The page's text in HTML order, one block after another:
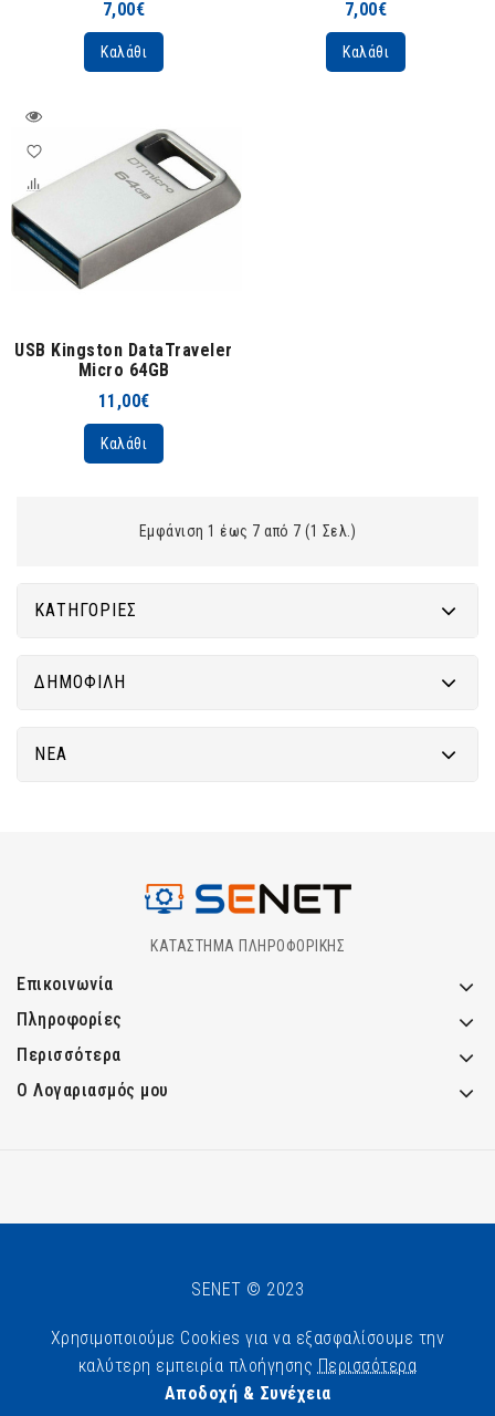
7,00€
Καλάθι
7,00€
Καλάθι
USB Kingston DataTraveler
Micro 64GB
11,00€
Καλάθι
Εμφάνιση 1 έως 7 από 7 (1 Σελ.)
ΚΑΤΗΓΟΡΊΕΣ
ΔΗΜΟΦΙΛΉ
ΝΈΑ
ΚΑΤΑΣΤΗΜΑ ΠΛΗΡΟΦΟΡΙΚΗΣ
Επικοινωνία
Πληροφορίες
Περισσότερα
Ο Λογαριασμός μου
SENET © 2023
Χρησιμοποιούμε Cookies για να εξασφαλίσουμε την
καλύτερη εμπειρία πλοήγησης Περισσότερα
Αποδοχή & Συνέχεια